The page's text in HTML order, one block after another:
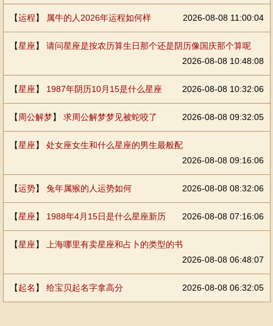
【运程】 属牛的人2026年运程如何样 2026-08-08 11:00:04
【星座】 请问星座是按农历算生日那个还是阴历像国庆那个算呢
2026-08-08 10:48:08
【星座】 1987年阴历10月15是什么星座 2026-08-08 10:32:06
【 周公解梦】 求周公解梦梦见被蛇咬了 2026-08-08 09:32:05
【星座】 处女座女生和什么星座的男生最般配
2026-08-08 09:16:06
【运势】 兔年属猴的人运势如何 2026-08-08 08:32:06
【星座】 1988年4月15日是什么星座新历 2026-08-08 07:16:06
【星座】
上海哪里有卖星座和占卜的类型的书
2026-08-08 06:48:07
【起名 】 给宝贝起名字拿高分 2026-08-08 06:32:05